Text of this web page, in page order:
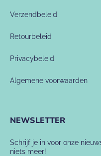
Verzendbeleid
Retourbeleid
Privacybeleid
Algemene voorwaarden
NEWSLETTER
Schrijf je in voor onze
niets meer!